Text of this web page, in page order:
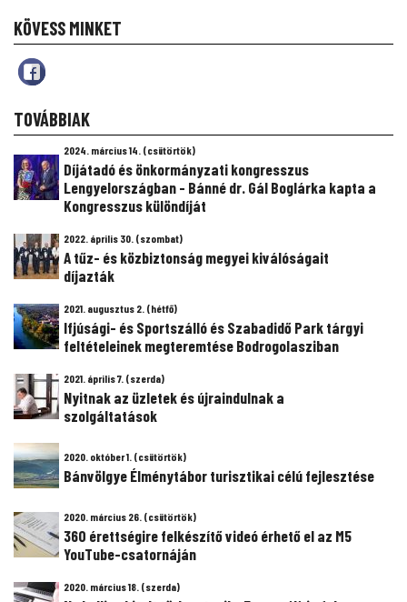
KÖVESS MINKET
TOVÁBBIAK
2024. március 14. (csütörtök)
Díjátadó és önkormányzati kongresszus
Lengyelországban - Bánné dr. Gál Boglárka kapta a
Kongresszus különdíját
2022. április 30. (szombat)
A tűz- és közbiztonság megyei kiválóságait
díjazták
2021. augusztus 2. (hétfő)
Ifjúsági- és Sportszálló és Szabadidő Park tárgyi
feltételeinek megteremtése Bodrogolasziban
2021. április 7. (szerda)
Nyitnak az üzletek és újraindulnak a
szolgáltatások
2020. október 1. (csütörtök)
Bánvölgye Élménytábor turisztikai célú fejlesztése
2020. március 26. (csütörtök)
360 érettségire felkészítő videó érhető el az M5
YouTube-csatornáján
2020. március 18. (szerda)